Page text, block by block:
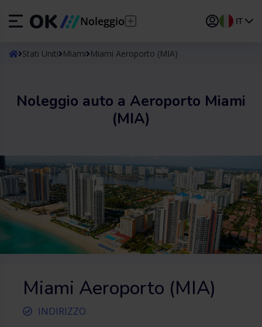
Noleggio IT
ESEspañol
DEDeutsch
PTPortuguês
TRTürkçe
Stati Uniti Miami Miami Aeroporto (MIA)
Noleggio auto a Aeroporto Miami
(MIA)
Miami Aeroporto (MIA)
INDIRIZZO